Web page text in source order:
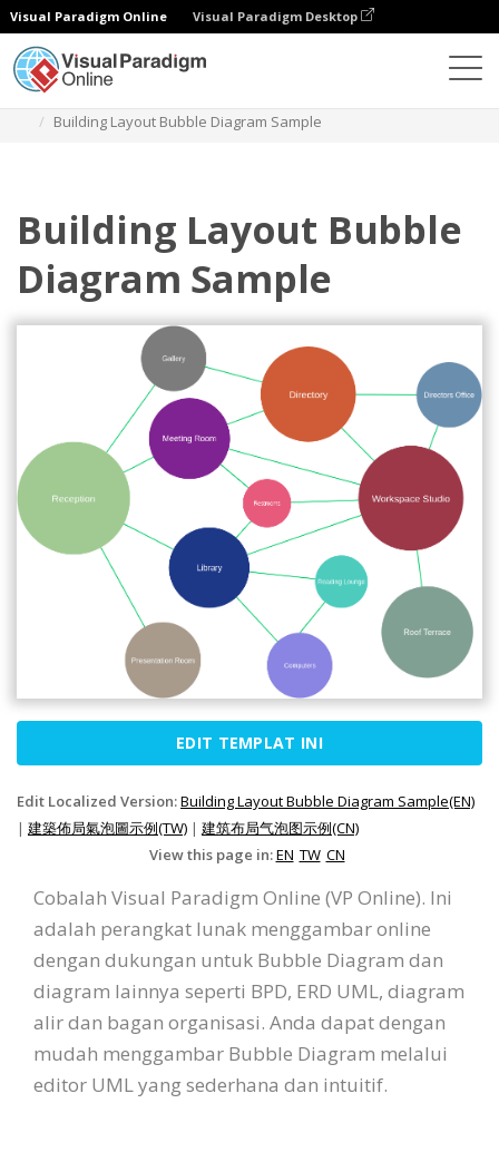
Visual Paradigm Online Visual Paradigm Desktop
Building Layout Bubble Diagram Sample
Building Layout Bubble
Diagram Sample
EDIT TEMPLAT INI
Edit Localized Version:Building Layout Bubble Diagram Sample(EN)
| 建築佈局氣泡圖示例(TW) | 建筑布局气泡图示例(CN)
View this page in:EN TW CN
Cobalah Visual Paradigm Online (VP Online). Ini
adalah perangkat lunak menggambar online
dengan dukungan untuk Bubble Diagram dan
diagram lainnya seperti BPD, ERD UML, diagram
alir dan bagan organisasi. Anda dapat dengan
mudah menggambar Bubble Diagram melalui
editor UML yang sederhana dan intuitif.